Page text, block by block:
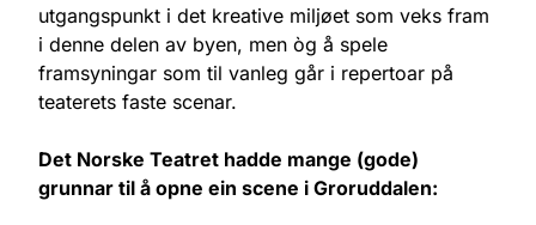
utgangspunkt i det kreative miljøet som veks fram
i denne delen av byen, men òg å spele
framsyningar som til vanleg går i repertoar på
teaterets faste scenar.
Det Norske Teatret hadde mange (gode)
grunnar til å opne ein scene i Groruddalen: